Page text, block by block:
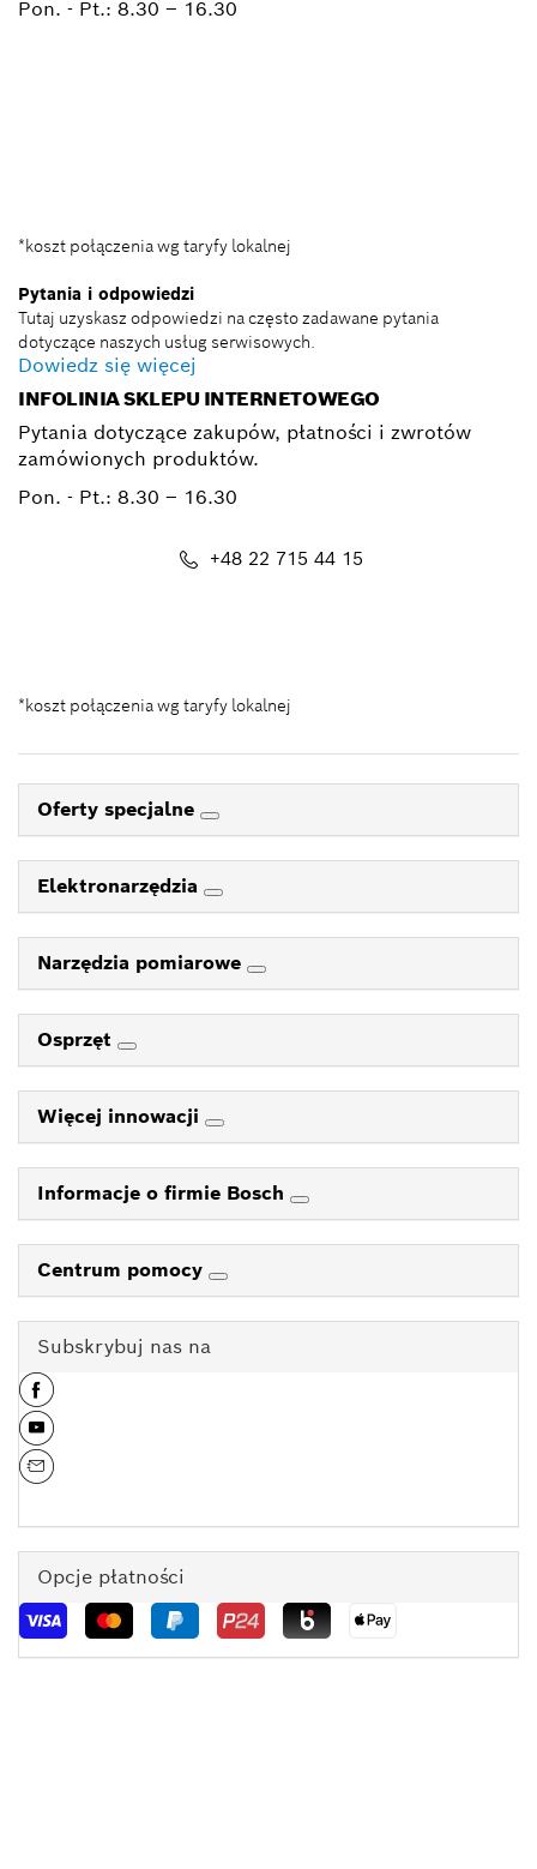
Pon. - Pt.: 8.30 – 16.30
*koszt połączenia wg taryfy lokalnej
Pytania i odpowiedzi
Tutaj uzyskasz odpowiedzi na często zadawane pytania
dotyczące naszych usług serwisowych.
Dowiedz się więcej
INFOLINIA SKLEPU INTERNETOWEGO
Pytania dotyczące zakupów, płatności i zwrotów
zamówionych produktów.
Pon. - Pt.: 8.30 – 16.30
+48 22 715 44 15
*koszt połączenia wg taryfy lokalnej
Oferty specjalne
Elektronarzędzia
Narzędzia pomiarowe
Osprzęt
Więcej innowacji
Informacje o firmie Bosch
Centrum pomocy
Subskrybuj nas na
Opcje płatności